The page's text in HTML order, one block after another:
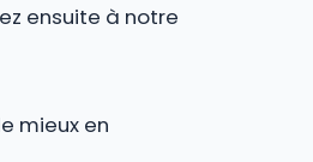
ensuite à notre
mieux en